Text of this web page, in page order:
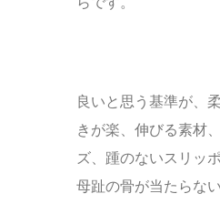
良いと思う基準が、
きが楽、伸びる素材
ズ、踵のないスリッ
母趾の骨が当たらな